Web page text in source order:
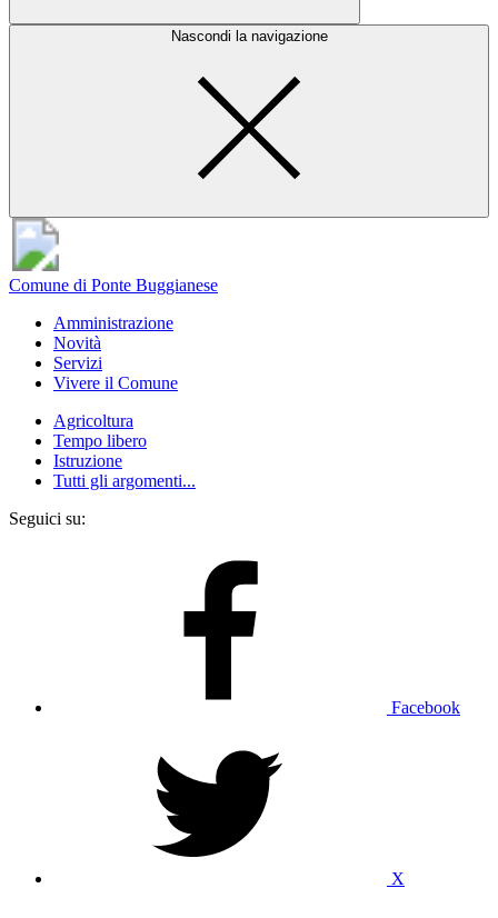
Nascondi la navigazione
Comune di Ponte Buggianese
Amministrazione
Novità
Servizi
Vivere il Comune
Agricoltura
Tempo libero
Istruzione
Tutti gli argomenti...
Seguici su:
Facebook
X